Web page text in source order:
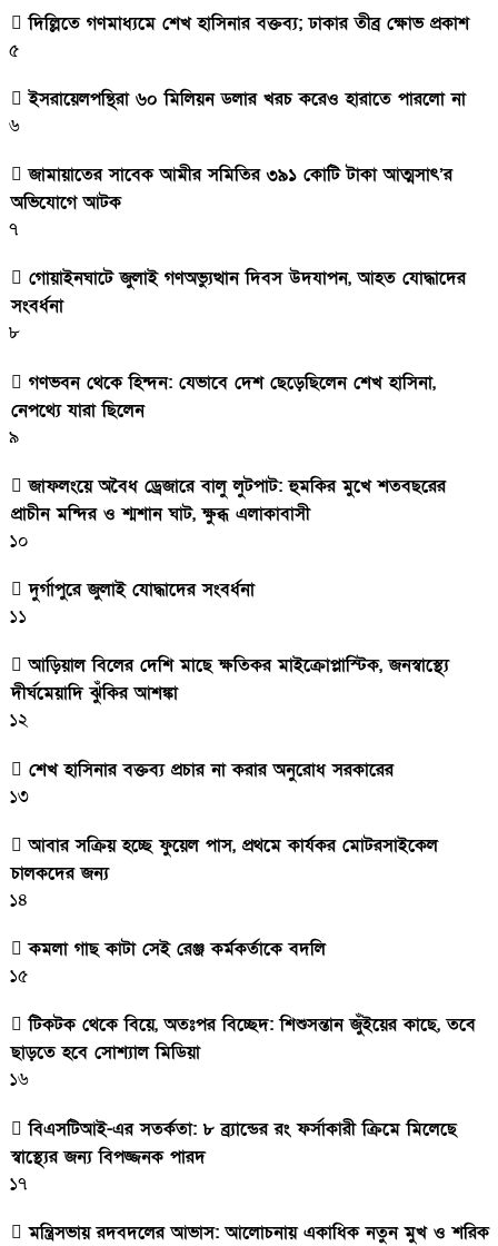
দিল্লিতে গণমাধ্যমে শেখ হাসিনার বক্তব্য; ঢাকার তীব্র ক্ষোভ প্রকাশ
৫
ইসরায়েলপন্থিরা ৬০ মিলিয়ন ডলার খরচ করেও হারাতে পারলো না
৬
জামায়াতের সাবেক আমীর সমিতির ৩৯১ কোটি টাকা আত্মসাৎ’র
অভিযোগে আটক
৭
গোয়াইনঘাটে জুলাই গণঅভ্যুত্থান দিবস উদযাপন, আহত যোদ্ধাদের
সংবর্ধনা
৮
গণভবন থেকে হিন্দন: যেভাবে দেশ ছেড়েছিলেন শেখ হাসিনা,
নেপথ্যে যারা ছিলেন
৯
জাফলংয়ে অবৈধ ড্রেজারে বালু লুটপাট: হুমকির মুখে শতবছরের
প্রাচীন মন্দির ও শ্মশান ঘাট, ক্ষুব্ধ এলাকাবাসী
১০
দুর্গাপুরে জুলাই যোদ্ধাদের সংবর্ধনা
১১
আড়িয়াল বিলের দেশি মাছে ক্ষতিকর মাইক্রোপ্লাস্টিক, জনস্বাস্থ্যে
দীর্ঘমেয়াদি ঝুঁকির আশঙ্কা
১২
শেখ হাসিনার বক্তব্য প্রচার না করার অনুরোধ সরকারের
১৩
আবার সক্রিয় হচ্ছে ফুয়েল পাস, প্রথমে কার্যকর মোটরসাইকেল
চালকদের জন্য
১৪
কমলা গাছ কাটা সেই রেঞ্জ কর্মকর্তাকে বদলি
১৫
টিকটক থেকে বিয়ে, অতঃপর বিচ্ছেদ: শিশুসন্তান জুঁইয়ের কাছে, তবে
ছাড়তে হবে সোশ্যাল মিডিয়া
১৬
বিএসটিআই-এর সতর্কতা: ৮ ব্র্যান্ডের রং ফর্সাকারী ক্রিমে মিলেছে
স্বাস্থ্যের জন্য বিপজ্জনক পারদ
১৭
মন্ত্রিসভায় রদবদলের আভাস: আলোচনায় একাধিক নতুন মুখ ও শরিক